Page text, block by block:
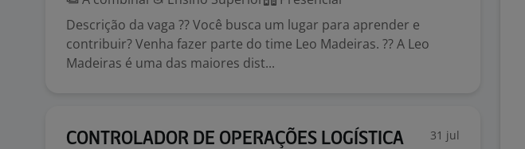
Descrição da vaga ?? Você busca um lugar para aprender e
contribuir? Venha fazer parte do time Leo Madeiras. ?? A Leo
Madeiras é uma das maiores dist...
CONTROLADOR DE OPERAÇÕES LOGÍSTICA 31 jul